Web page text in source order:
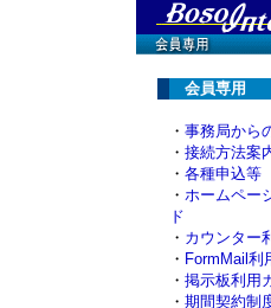
会員専用
・ 事務局から
・ 接続方法案
・ 各種申込等
・ ホームペー
ド
・ カウンター
・ FormMail利
・ 掲示板利用
・ 期間契約制